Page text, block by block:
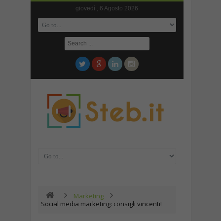
giovedì , 6 Agosto 2026
Marketing
Social media marketing: consigli vincenti!